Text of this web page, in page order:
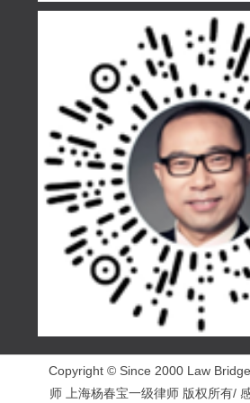
Copyright © Since 2000 Law
师 上海杨春宝一级律师 版权所有/